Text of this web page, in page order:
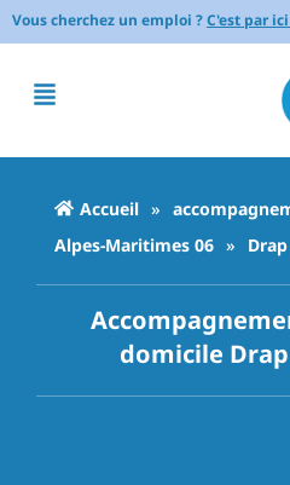
Vous cherchez un emploi ?C'est par
Accueil »
Alpes-Maritimes 06 » Drap
domicile